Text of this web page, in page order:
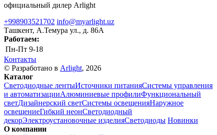
официальный дилер Arlight
+998903521702 info@myarlight.uz
Ташкент, А.Темура ул., д. 86А
Работаем:
Пн-Пт 9-18
Контакты
© Разработано в Arlight, 2026
Каталог
Светодиодные лентыИсточники питанияСистемы управления
и автоматизацииАлюминиевые профилиФункциональный
светДизайнерский светСистемы освещенияНаружное
освещениеГибкий неонСветодиодный
декорЭлектроустановочные изделияСветодиоды Новинки
О компании